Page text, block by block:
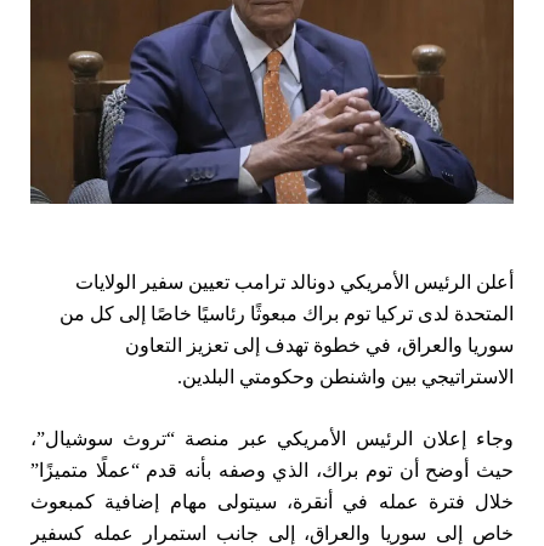
أعلن الرئيس الأمريكي دونالد ترامب تعيين سفير الولايات
المتحدة لدى تركيا توم براك مبعوثًا رئاسيًا خاصًا إلى كل من
سوريا والعراق، في خطوة تهدف إلى تعزيز التعاون
الاستراتيجي بين واشنطن وحكومتي البلدين.
وجاء إعلان الرئيس الأمريكي عبر منصة “تروث سوشيال”،
حيث أوضح أن توم براك، الذي وصفه بأنه قدم “عملًا متميزًا”
خلال فترة عمله في أنقرة، سيتولى مهام إضافية كمبعوث
خاص إلى سوريا والعراق، إلى جانب استمرار عمله كسفير